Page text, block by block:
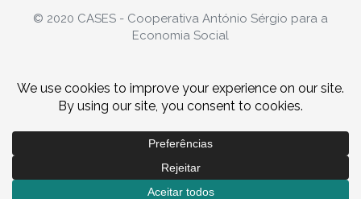
© 2020 CASES - Cooperativa António Sérgio para a
Economia Social